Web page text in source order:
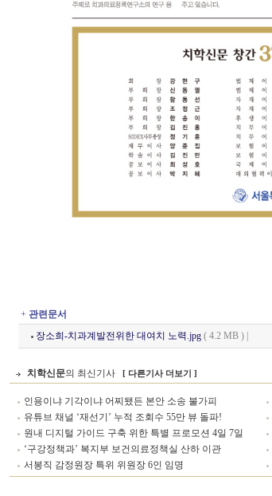
+ 관련문서
장소희-치과계발전위한 대여치 노력.jpg ( 4.2 MB ) |
치학신문의 최신기사 [ 다른기사 더보기 ]
인용이냐 기각이냐 어찌됐든 본안 소송 불가피
유튜브 채널 ‘재선기’ 누적 조회수 55만 뷰 돌파!
원내 디지털 가이드 구축 위한 특별 프로모션 4일 7일
‘구강정책과’ 복지부 보건의료정책실 산하 이관
서봉직 감정원장 특위 위원장 6인 임명